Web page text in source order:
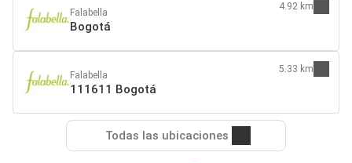
Falabella
Bogotá
4.92 km
Falabella
111611 Bogotá
5.33 km
Todas las ubicaciones